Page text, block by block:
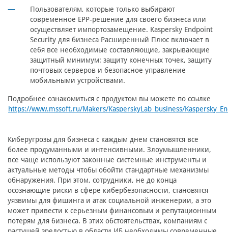
Пользователям, которые только выбирают
современное EPP-решение для своего бизнеса или
осуществляет импортозамещение. Kaspersky Endpoint
Security для бизнеса Расширенный Плюс включает в
себя все необходимые составляющие, закрывающие
защитный минимум: защиту конечных точек, защиту
почтовых серверов и безопасное управление
мобильными устройствами.
Подробнее ознакомиться с продуктом вы можете по ссылке
https://www.mssoft.ru/Makers/KasperskyLab_business/
Киберугрозы для бизнеса с каждым днем становятся все
более продуманными и интенсивными. Злоумышленники,
все чаще используют законные системные инструменты и
актуальные методы чтобы обойти стандартные механизмы
обнаружения. При этом, сотрудники, не до конца
осознающие риски в сфере кибербезопасности, становятся
уязвимы для фишинга и атак социальной инженерии, а это
может привести к серьезным финансовым и репутационным
потерям для бизнеса. В этих обстоятельствах, компаниям с